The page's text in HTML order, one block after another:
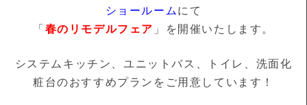
ショールームにて
「春のリモデルフェア 」を開催いたします。
システムキッチン、ユニットバス、トイレ、洗面化
粧台のおすすめプランをご用意しています！